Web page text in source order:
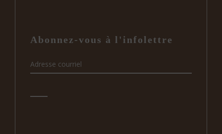
Abonnez-vous à l'infolettre